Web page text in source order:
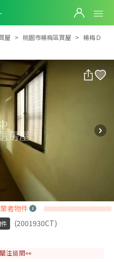
天
楊梅ＤＩＹ透天
屋 桃園市楊梅區買屋
楊梅Ｄ
者物件
(2001930CT)
注這間👀